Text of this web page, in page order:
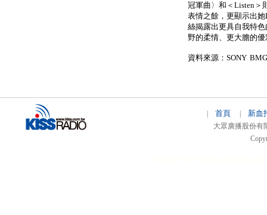
冠軍曲〉和＜Listen＞
表情之餘，更顯示出
絲揭露出更具自我特
野的柔情、更大膽的優
資料來源：SONY BMG
首頁 新血
大眾廣播股份有